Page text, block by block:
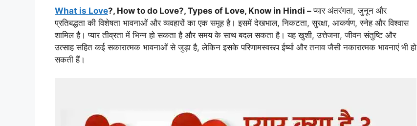
What is Love?, How to do Love?, Types of Love, Know in Hindi –प्यार अंतरंगता, जुनून और
प्रतिबद्धता की विशेषता भावनाओं और व्यवहारों का एक समूह है। इसमें देखभाल, निकटता, सुरक्षा, आकर्षण, स्नेह और विश्वास
शामिल है। प्यार तीव्रता में भिन्न हो सकता है और समय के साथ बदल सकता है। यह खुशी, उत्तेजना, जीवन संतुष्टि और
उत्साह सहित कई सकारात्मक भावनाओं से जुड़ा है, लेकिन इसके परिणामस्वरूप ईर्ष्या और तनाव जैसी नकारात्मक भावनाएं भी हो
सकती हैं।